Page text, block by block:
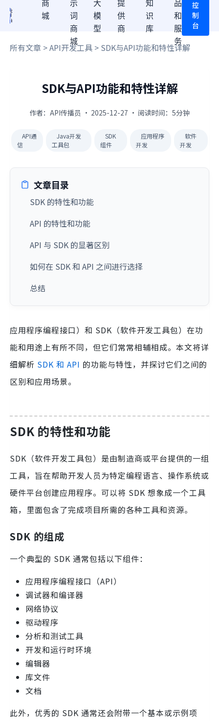
商
城
示
词
商
城
大
模
型
提
供
商
知
识
库
品
和
服
务
控
制
台
所有文章 >API开发工具 > SDK与API功能和特性详解
SDK与API功能和特性详解
作者：API传播员 · 2025-12-27 · 阅读时间：5分钟
API通
信
Java开发
工具包
SDK
组件
应用程序
开发
软件
开发
文章目录
SDK 的特性和功能
API 的特性和功能
API 与 SDK 的显著区别
如何在 SDK 和 API 之间进行选择
总结
应用程序编程接口）和 SDK（软件开发工具包）在功
能和用途上有所不同，但它们常常相辅相成。本文将详
细解析 SDK 和 API 的功能与特性，并探讨它们之间的
区别和应用场景。
SDK 的特性和功能
SDK（软件开发工具包）是由制造商或平台提供的一组
工具，旨在帮助开发人员为特定编程语言、操作系统或
硬件平台创建应用程序。可以将 SDK 想象成一个工具
箱，里面包含了完成项目所需的各种工具和资源。
SDK 的组成
一个典型的 SDK 通常包括以下组件：
应用程序编程接口（API）
调试器和编译器
网络协议
驱动程序
分析和测试工具
开发和运行时环境
编辑器
库文件
文档
此外，优秀的 SDK 通常还会附带一个基本或示例项